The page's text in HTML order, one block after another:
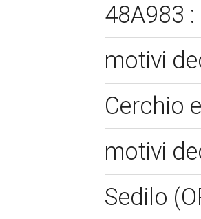
48A983
motivi
Cerchio
motivi
Sedilo